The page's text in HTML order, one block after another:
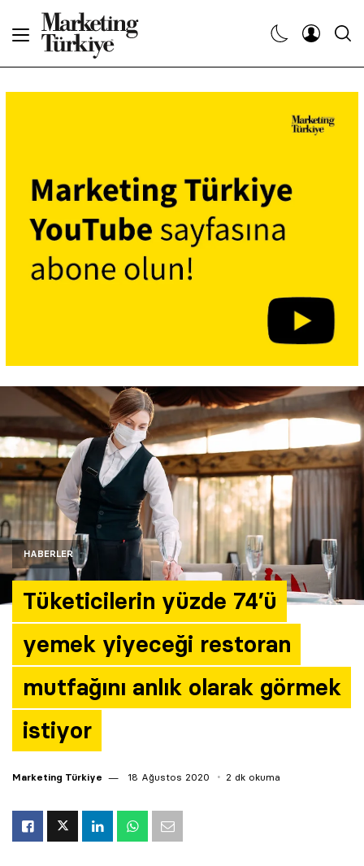
HABERLER
Tüketicilerin yüzde 74’ü
yemek yiyeceği restoran
mutfağını anlık olarak görmek
istiyor
Marketing Türkiye 18 Ağustos 2020 2 dk okuma
Dergiler
Etkinlikler
Araştırma